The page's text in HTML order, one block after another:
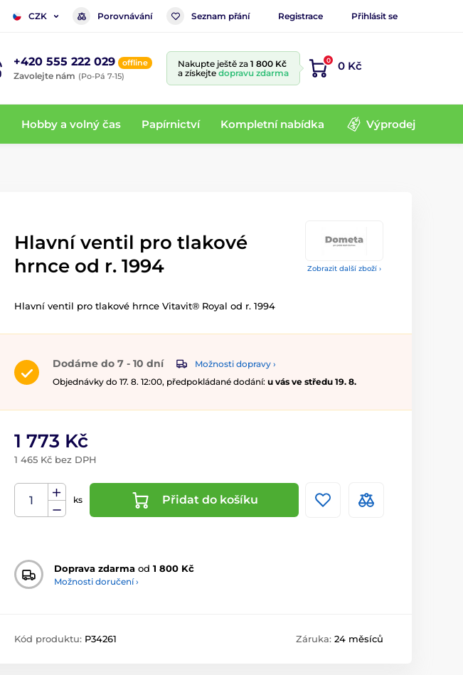
CZK Porovnávání Seznam přání Registrace Přihlásit se
+420 555 222 029 offline
Zavolejte nám (Po-Pá 7-15)
Nakupte ještě za 1 800 Kč
a získejte dopravu zdarma
0 0 Kč
Hobby a volný čas Papírnictví Kompletní nabídka Výprodej
Zobrazit další zboží ›
Hlavní ventil pro tlakové
hrnce od r. 1994
Hlavní ventil pro tlakové hrnce Vitavit® Royal od r. 1994
Dodáme do 7 - 10 dní
Možnosti dopravy ›
Objednávky do 17. 8. 12:00, předpokládané dodání: u vás ve středu 19. 8.
1 773 Kč
1 465 Kč bez DPH
ks Přidat do košíku
Doprava zdarma od 1 800 Kč
Možnosti doručení ›
Kód produktu: P34261 Záruka: 24 měsíců